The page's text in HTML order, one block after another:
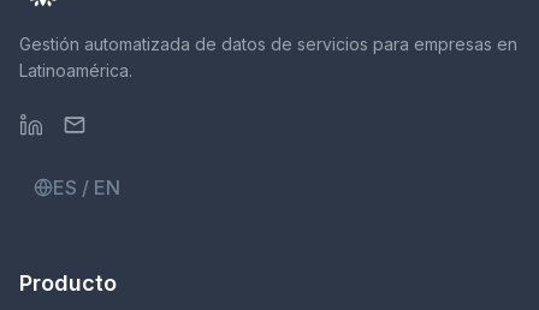
Gestión automatizada de datos de servicios para empresas en
Latinoamérica.
ES / EN
Producto